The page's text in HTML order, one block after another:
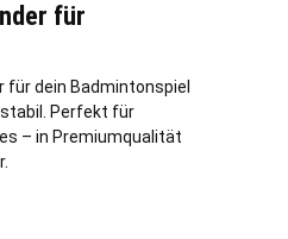
für
für dein Badmintonspiel
Perfekt für
– in Premiumqualität